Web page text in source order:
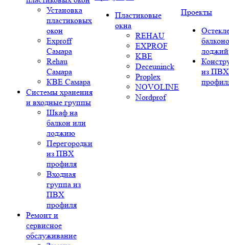
Установка
пластиковых
окон
Exproff
Самара
Rehau
Самара
КВЕ Самара
Системы хранения
и входные группы
Шкаф на
балкон или
лоджию
Перегородки
из ПВХ
профиля
Входная
группа из
ПВХ
профиля
Ремонт и
сервисное
обслуживание
Пластиковые
окна
REHAU
EXPROF
KBE
Deceuninck
Proplex
NOVOLINE
Nordprof
Проекты
лоджий
из ПВХ